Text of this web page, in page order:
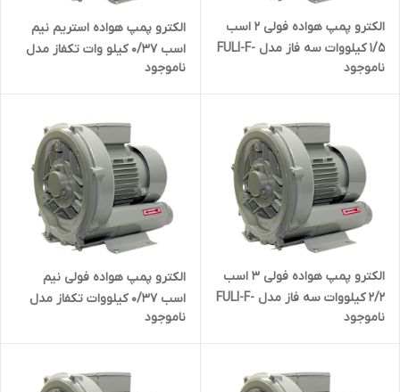
الکترو پمپ هواده فولی 2 اسب
1/5 کیلووات سه فاز مدل FULI-F-
HG-1500SB
ناموجود
الکترو پمپ هواده استریم نیم
اسب 0/37 کیلو وات تکفاز مدل
( بلوئر ) تک فاز 370 وات
ناموجود
الکترو پمپ هواده فولی 3 اسب
2/2 کیلووات سه فاز مدل FULI-F-
HG-2200SB
ناموجود
الکترو پمپ هواده فولی نیم
اسب 0/37 کیلووات تکفاز مدل
FULI-F-HG-370B
ناموجود